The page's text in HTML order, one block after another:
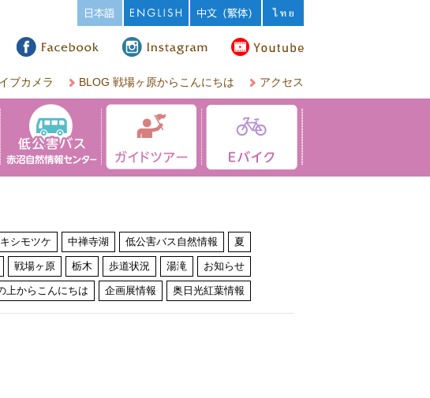
ブカメラ BLOG 戦場ヶ原からこんにちは アクセス
シモツケ 中禅寺湖 低公害バス自然情報 夏
戦場ヶ原 栃木 歩道状況 湯滝 お知らせ
上からこんにちは 企画展情報 奥日光紅葉情報